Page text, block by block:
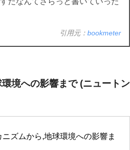
引用元： bookmeter
境への影響まで (ニュートン
ズムから,地球環境への影響ま